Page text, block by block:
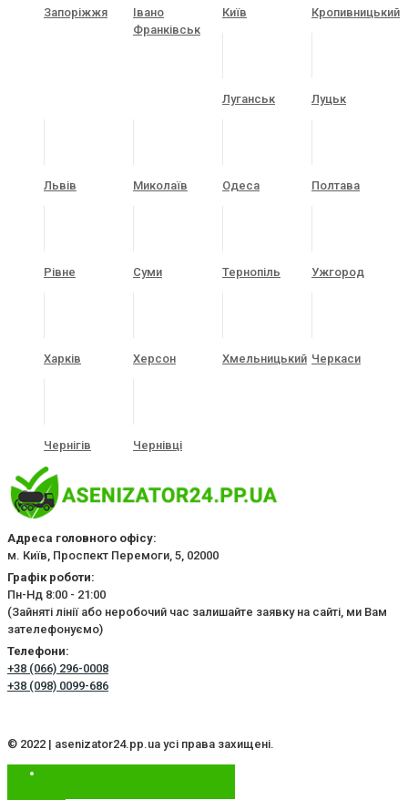
Запоріжжя
Івано
Франківськ
Київ Кропивницький
Луганськ Луцьк
Львів Миколаїв Одеса Полтава
Рівне Суми Тернопіль Ужгород
Харків Херсон Хмельницький Черкаси
Чернігів Чернівці
Адреса головного офісу:
м. Київ, Проспект Перемоги, 5, 02000
Графік роботи:
Пн-Нд 8:00 - 21:00
(Зайняті лінії або неробочий час залишайте заявку на сайті, ми Вам
зателефонуємо)
Телефони:
+38 (066) 296-0008
+38 (098) 0099-686
© 2022 | asenizator24.pp.ua усі права захищені.